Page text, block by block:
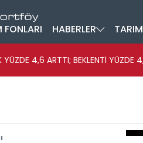
FONLARI HABERLER TARIM
YÜZDE 4,6 ARTTI; BEKLENTİ YÜZDE